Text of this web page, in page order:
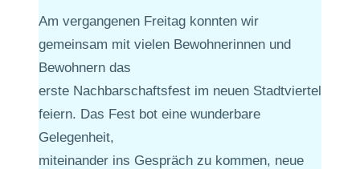
Am vergangenen Freitag konnten wir
gemeinsam mit vielen Bewohnerinnen und
Bewohnern das
erste Nachbarschaftsfest im neuen Stadtviertel
feiern. Das Fest bot eine wunderbare
Gelegenheit,
miteinander ins Gespräch zu kommen, neue